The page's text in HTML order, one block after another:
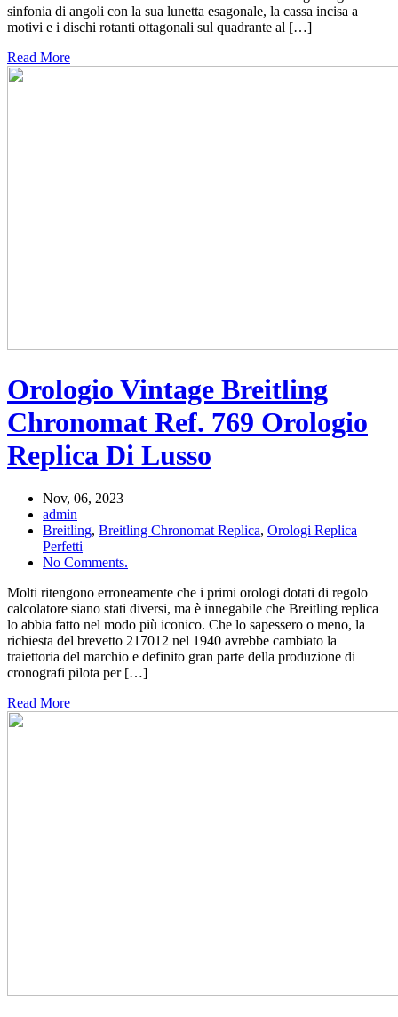
sinfonia di angoli con la sua lunetta esagonale, la cassa incisa a
motivi e i dischi rotanti ottagonali sul quadrante al […]
Read More
Orologio Vintage Breitling
Chronomat Ref. 769 Orologio
Replica Di Lusso
Nov, 06, 2023
admin
Breitling, Breitling Chronomat Replica, Orologi Replica
Perfetti
No Comments.
Molti ritengono erroneamente che i primi orologi dotati di regolo
calcolatore siano stati diversi, ma è innegabile che Breitling replica
lo abbia fatto nel modo più iconico. Che lo sapessero o meno, la
richiesta del brevetto 217012 nel 1940 avrebbe cambiato la
traiettoria del marchio e definito gran parte della produzione di
cronografi pilota per […]
Read More